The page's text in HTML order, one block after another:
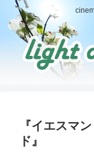
『イエスマ
ド』